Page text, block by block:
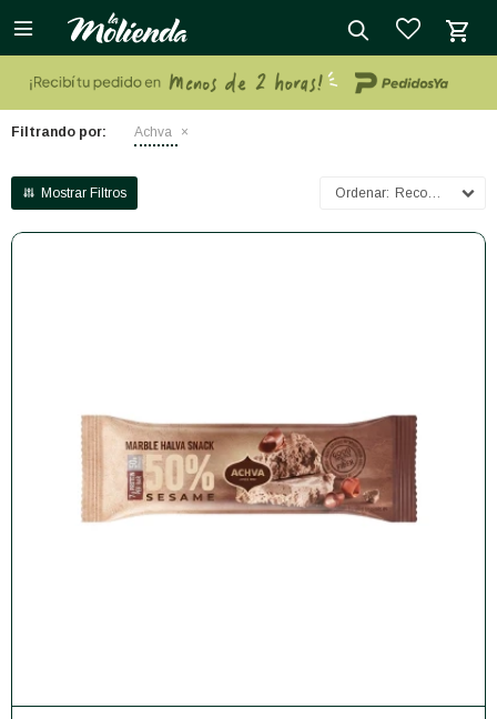

Filtrando por: Achva
Recomendados